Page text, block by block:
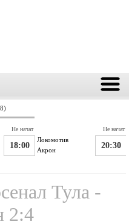
Локомотив
18:00 Акрон
Не начат
20:30
Не начат
Тула -
2:4